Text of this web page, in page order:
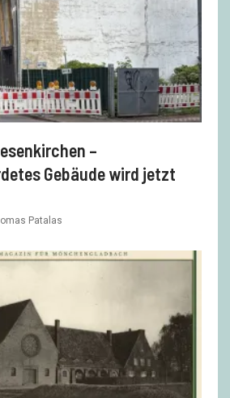
–
Gebäude wird jetzt
Patalas